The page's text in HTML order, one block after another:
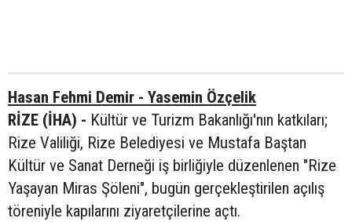
Hasan Fehmi Demir - Yasemin Özçelik
RİZE (İHA) - Kültür ve Turizm Bakanlığı'nın katkıları;
Rize Valiliği, Rize Belediyesi ve Mustafa Baştan
Kültür ve Sanat Derneği iş birliğiyle düzenlenen "Rize
Yaşayan Miras Şöleni", bugün gerçekleştirilen açılış
töreniyle kapılarını ziyaretçilerine açtı.